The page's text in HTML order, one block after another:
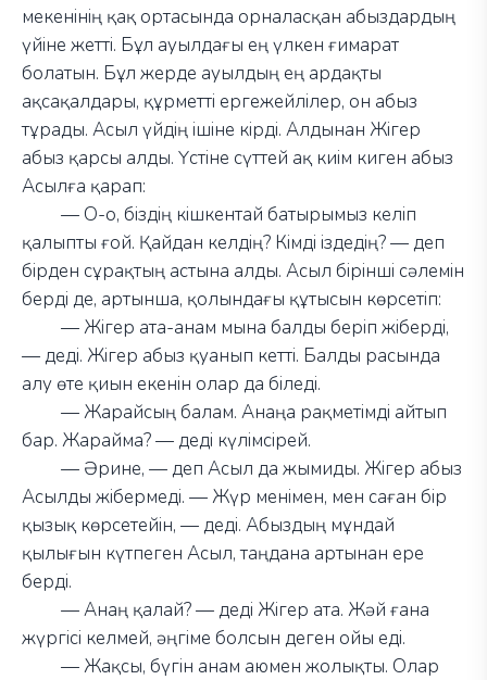
мекенінің қақ ортасында орналасқан абыздардың
үйіне жетті. Бұл ауылдағы ең үлкен ғимарат
болатын. Бұл жерде ауылдың ең ардақты
ақсақалдары, құрметті ергежейлілер, он абыз
тұрады. Асыл үйдің ішіне кірді. Алдынан Жігер
абыз қарсы алды. Үстіне сүттей ақ киім киген абыз
Асылға қарап:
— О-о, біздің кішкентай батырымыз келіп
қалыпты ғой. Қайдан келдің? Кімді іздедің?—деп
бірден сұрақтың астына алды. Асыл бірінші сәлемін
берді де, артынша, қолындағы құтысын көрсетіп:
—Жігер ата-анам мына балды беріп жіберді,
—деді. Жігер абыз қуанып кетті. Балды расында
алу өте қиын екенін олар да біледі.
—Жарайсың балам. Анаңа рақметімді айтып
бар. Жарайма?—деді күлімсірей.
— Әрине, —деп Асыл да жымиды. Жігер абыз
Асылды жібермеді. —Жүр менімен, мен саған бір
қызық көрсетейін, —деді. Абыздың мұндай
қылығын күтпеген Асыл, таңдана артынан ере
берді.
—Анаң қалай?—деді Жігер ата. Жәй ғана
жүргісі келмей, әңгіме болсын деген ойы еді.
—Жақсы, бүгін анам аюмен жолықты. Олар